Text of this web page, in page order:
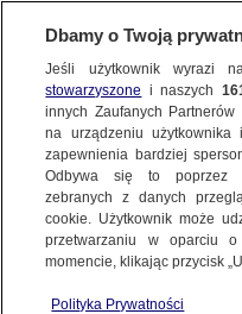
NAJNOWSZE
FAKTY
TVN24 GO
Jedno konto
Dbamy o Twoją
Jeśli użytkownik wyrazi
stowarzyszone i naszych
innych Zaufanych
na urządzeniu
zapewnienia bardziej
Odbywa się to poprzez
zebranych z danych
cookie. Użytkownik może
przetwarzaniu w oparciu
momencie, klikając przycisk
Polityka Prywatności